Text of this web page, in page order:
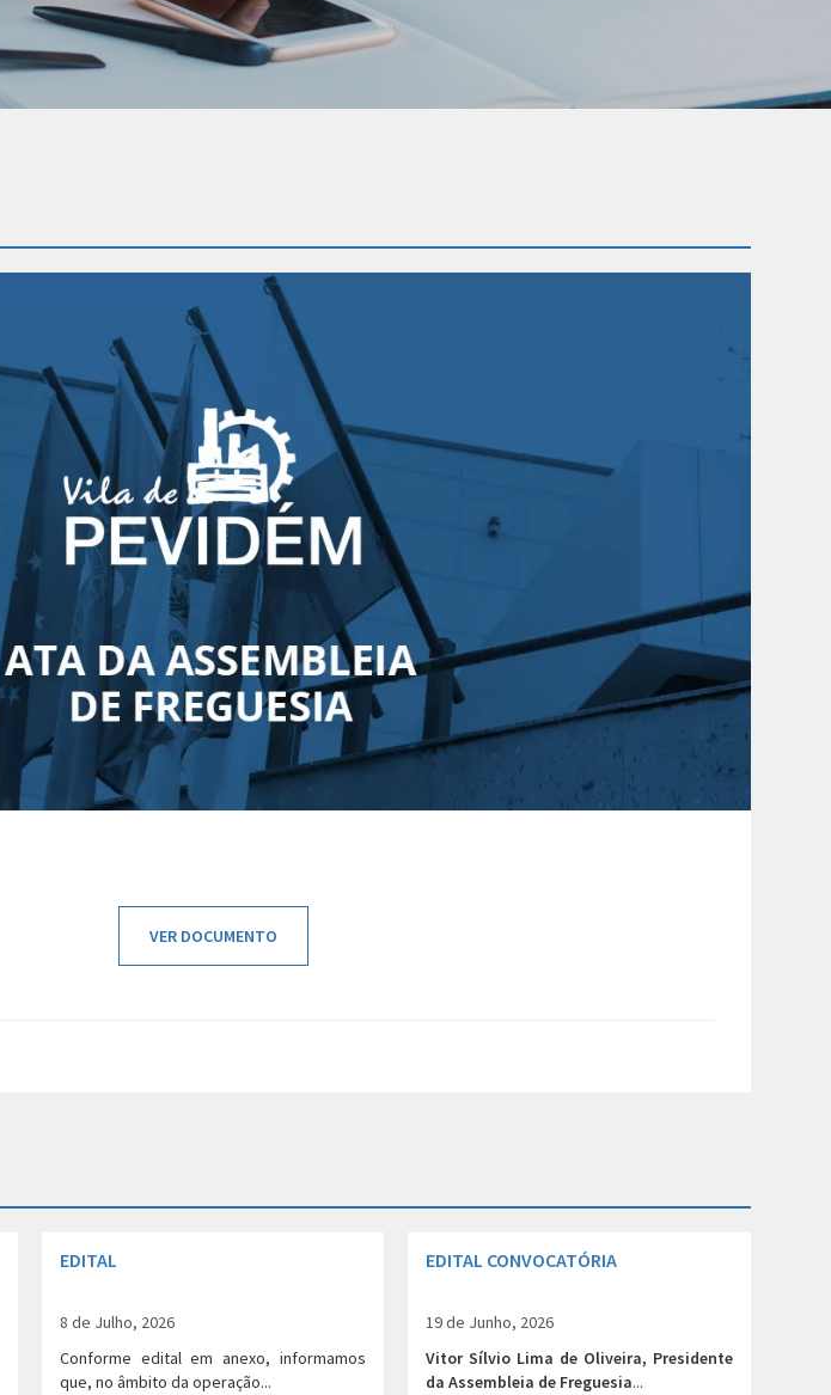
VER DOCUMENTO
EDITAL
8 de Julho, 2026
Conforme edital em anexo, informamos
que, no âmbito da operação...
EDITAL CONVOCATÓRIA
19 de Junho, 2026
Vitor Sílvio Lima de Oliveira, Presidente
da Assembleia de Freguesia...